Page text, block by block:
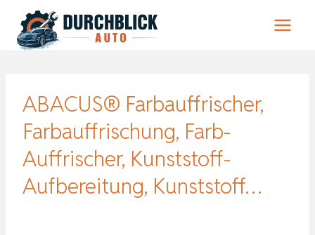
Inhalt
springen
ABACUS® Farbauffrischer,
Farbauffrischung, Farb-
Auffrischer, Kunststoff-
Aufbereitung, Kunststoff…